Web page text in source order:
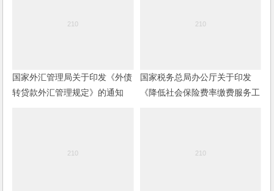
国家外汇管理局关于印发《外债
转贷款外汇管理规定》的通知
国家税务总局办公厅关于印发
《降低社会保险费率缴费服务工